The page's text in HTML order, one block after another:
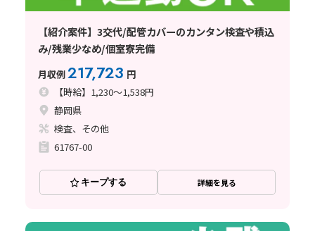
【紹介案件】3交代/配管カバーのカンタン検査や積込
み/残業少なめ/個室寮完備
月収例217,723 円
【時給】1,230～1,538円
静岡県
検査、その他
61767-00
キープする 詳細を見る